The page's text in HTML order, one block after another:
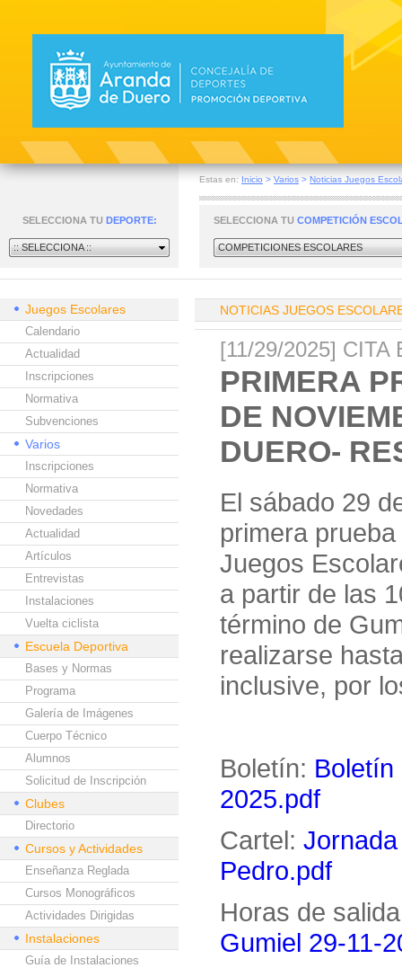
Estas en: Inicio > Varios > Noticias Juegos
SELECCIONA TU DEPORTE:
:: SELECCIONA ::
SELECCIONA TU COMPETICIÓN
COMPETICIONES ESCOLARES
Juegos Escolares
Calendario
Actualidad
Inscripciones
Normativa
Subvenciones
Varios
Inscripciones
Normativa
Novedades
Actualidad
Artículos
Entrevistas
Instalaciones
Vuelta ciclista
Escuela Deportiva
Bases y Normas
Programa
Galería de Imágenes
Cuerpo Técnico
Alumnos
Solicitud de Inscripción
Clubes
Directorio
Cursos y Actividades
Enseñanza Reglada
Cursos Monográficos
Actividades Dirigidas
Instalaciones
Guía de Instalaciones
NOTICIAS JUEGOS
[11/29/2025] CITA
PRIMERA
DE
DUERO-
El sábado 29
primera
Juegos
a partir de las
término de
realizarse
inclusive, por
Boletín: Boletín
2025.pdf
Cartel:
Pedro.pdf
Horas de
Gumiel 29-11-